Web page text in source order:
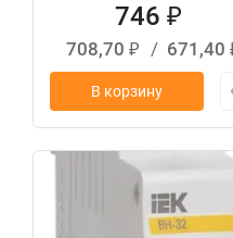
746 ₽
708,70 ₽ / 671,40
В корзину